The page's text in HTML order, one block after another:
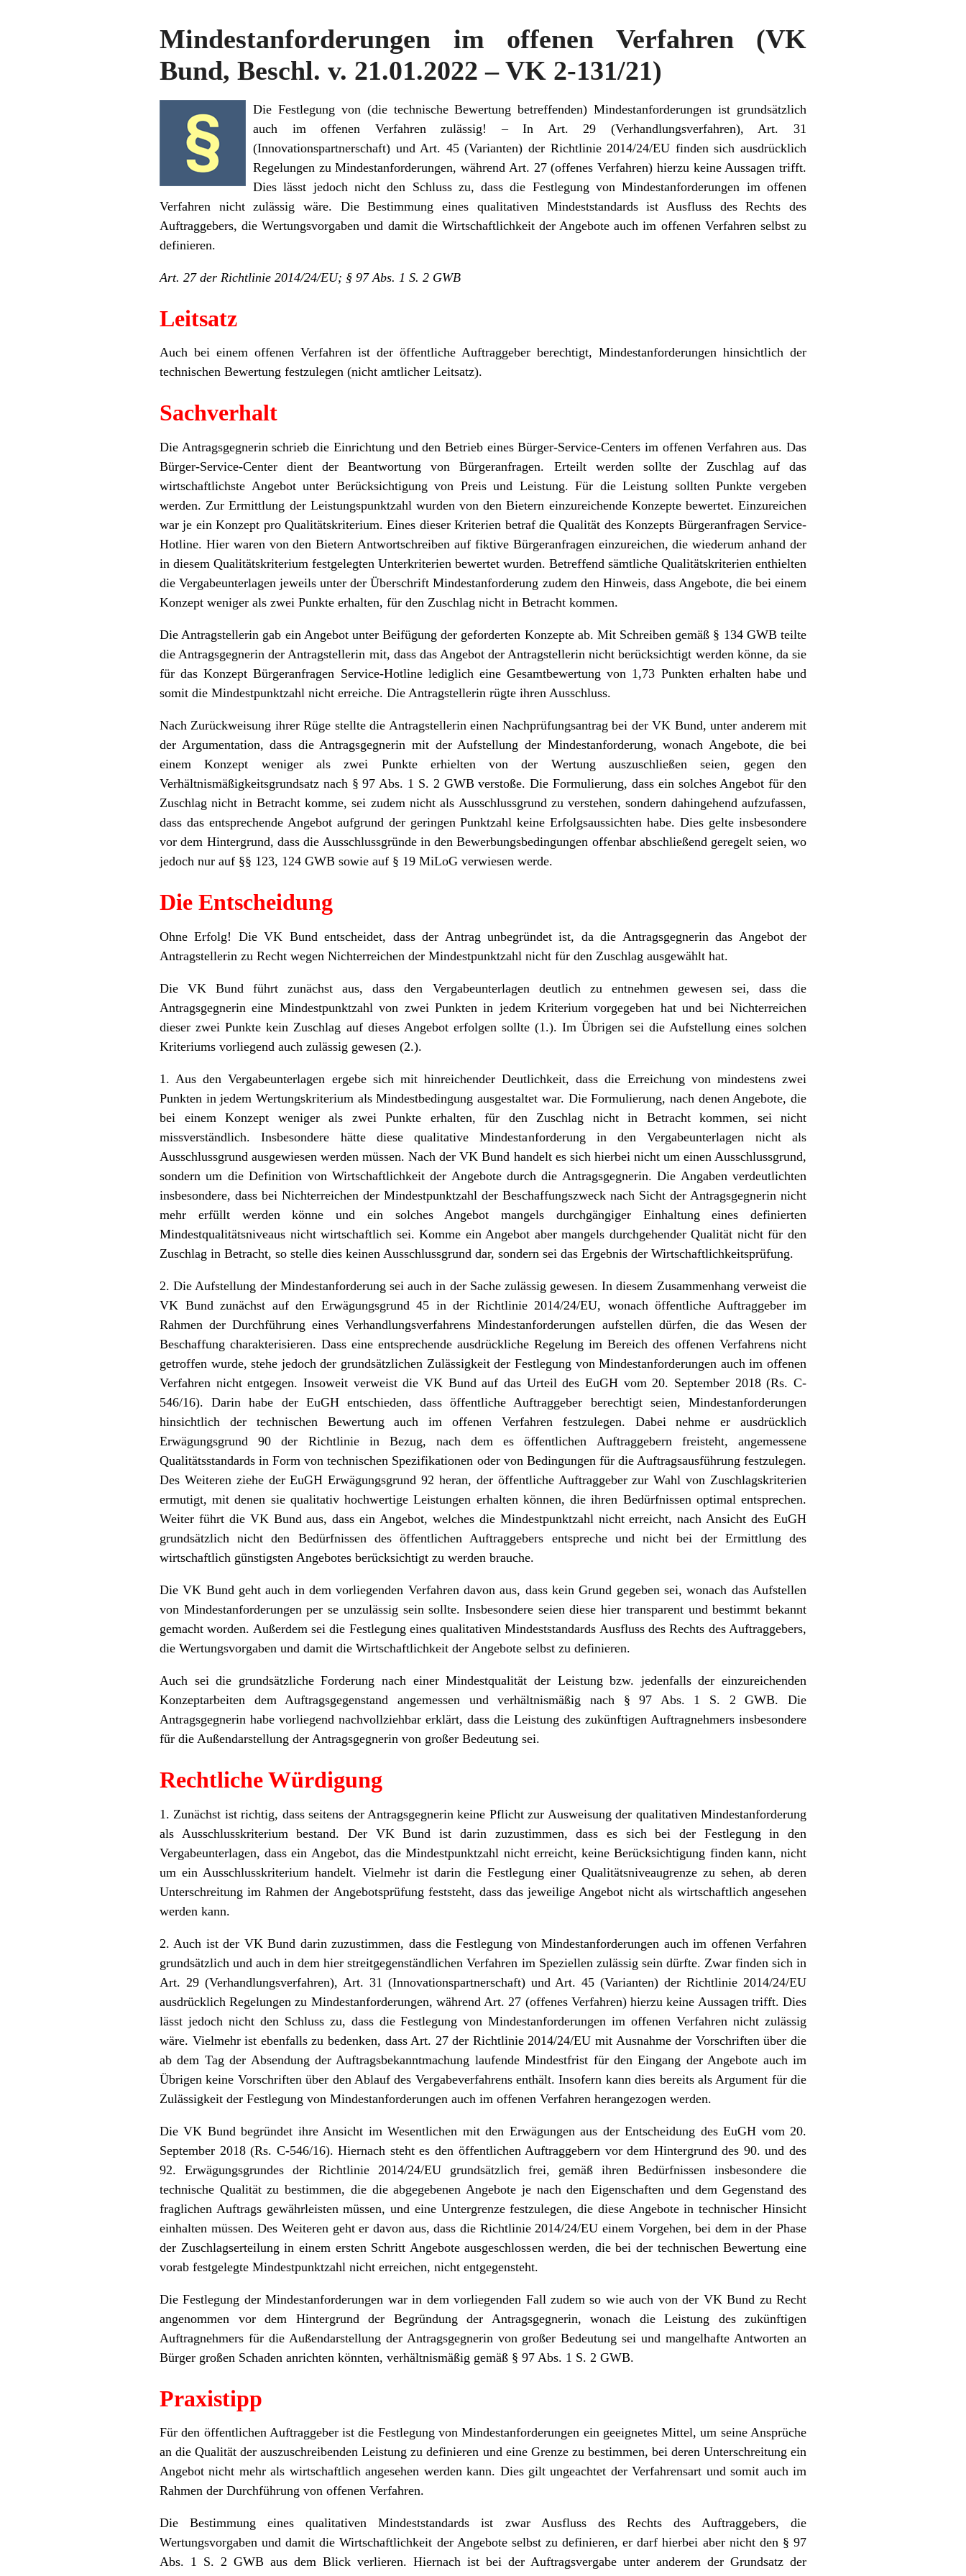
Mindestanforderungen im offenen Verfahren (VK
Bund, Beschl. v. 21.01.2022 – VK 2-131/21)
Die Festlegung von (die technische Bewertung betreffenden) Mindestanforderungen ist grundsätzlich
auch im offenen Verfahren zulässig! – In Art. 29 (Verhandlungsverfahren), Art. 31
(Innovationspartnerschaft) und Art. 45 (Varianten) der Richtlinie 2014/24/EU finden sich ausdrücklich
Regelungen zu Mindestanforderungen, während Art. 27 (offenes Verfahren) hierzu keine Aussagen trifft.
Dies lässt jedoch nicht den Schluss zu, dass die Festlegung von Mindestanforderungen im offenen
Verfahren nicht zulässig wäre. Die Bestimmung eines qualitativen Mindeststandards ist Ausfluss des Rechts des
Auftraggebers, die Wertungsvorgaben und damit die Wirtschaftlichkeit der Angebote auch im offenen Verfahren selbst zu
definieren.
Art. 27 der Richtlinie 2014/24/EU; § 97 Abs. 1 S. 2 GWB
Leitsatz
Auch bei einem offenen Verfahren ist der öffentliche Auftraggeber berechtigt, Mindestanforderungen hinsichtlich der
technischen Bewertung festzulegen (nicht amtlicher Leitsatz).
Sachverhalt
Die Antragsgegnerin schrieb die Einrichtung und den Betrieb eines Bürger-Service-Centers im offenen Verfahren aus. Das
Bürger-Service-Center dient der Beantwortung von Bürgeranfragen. Erteilt werden sollte der Zuschlag auf das
wirtschaftlichste Angebot unter Berücksichtigung von Preis und Leistung. Für die Leistung sollten Punkte vergeben
werden. Zur Ermittlung der Leistungspunktzahl wurden von den Bietern einzureichende Konzepte bewertet. Einzureichen
war je ein Konzept pro Qualitätskriterium. Eines dieser Kriterien betraf die Qualität des Konzepts Bürgeranfragen Service-
Hotline. Hier waren von den Bietern Antwortschreiben auf fiktive Bürgeranfragen einzureichen, die wiederum anhand der
in diesem Qualitätskriterium festgelegten Unterkriterien bewertet wurden. Betreffend sämtliche Qualitätskriterien enthielten
die Vergabeunterlagen jeweils unter der Überschrift Mindestanforderung zudem den Hinweis, dass Angebote, die bei einem
Konzept weniger als zwei Punkte erhalten, für den Zuschlag nicht in Betracht kommen.
Die Antragstellerin gab ein Angebot unter Beifügung der geforderten Konzepte ab. Mit Schreiben gemäß § 134 GWB teilte
die Antragsgegnerin der Antragstellerin mit, dass das Angebot der Antragstellerin nicht berücksichtigt werden könne, da sie
für das Konzept Bürgeranfragen Service-Hotline lediglich eine Gesamtbewertung von 1,73 Punkten erhalten habe und
somit die Mindestpunktzahl nicht erreiche. Die Antragstellerin rügte ihren Ausschluss.
Nach Zurückweisung ihrer Rüge stellte die Antragstellerin einen Nachprüfungsantrag bei der VK Bund, unter anderem mit
der Argumentation, dass die Antragsgegnerin mit der Aufstellung der Mindestanforderung, wonach Angebote, die bei
einem Konzept weniger als zwei Punkte erhielten von der Wertung auszuschließen seien, gegen den
Verhältnismäßigkeitsgrundsatz nach § 97 Abs. 1 S. 2 GWB verstoße. Die Formulierung, dass ein solches Angebot für den
Zuschlag nicht in Betracht komme, sei zudem nicht als Ausschlussgrund zu verstehen, sondern dahingehend aufzufassen,
dass das entsprechende Angebot aufgrund der geringen Punktzahl keine Erfolgsaussichten habe. Dies gelte insbesondere
vor dem Hintergrund, dass die Ausschlussgründe in den Bewerbungsbedingungen offenbar abschließend geregelt seien, wo
jedoch nur auf §§ 123, 124 GWB sowie auf § 19 MiLoG verwiesen werde.
Die Entscheidung
Ohne Erfolg! Die VK Bund entscheidet, dass der Antrag unbegründet ist, da die Antragsgegnerin das Angebot der
Antragstellerin zu Recht wegen Nichterreichen der Mindestpunktzahl nicht für den Zuschlag ausgewählt hat.
Die VK Bund führt zunächst aus, dass den Vergabeunterlagen deutlich zu entnehmen gewesen sei, dass die
Antragsgegnerin eine Mindestpunktzahl von zwei Punkten in jedem Kriterium vorgegeben hat und bei Nichterreichen
dieser zwei Punkte kein Zuschlag auf dieses Angebot erfolgen sollte (1.). Im Übrigen sei die Aufstellung eines solchen
Kriteriums vorliegend auch zulässig gewesen (2.).
1. Aus den Vergabeunterlagen ergebe sich mit hinreichender Deutlichkeit, dass die Erreichung von mindestens zwei
Punkten in jedem Wertungskriterium als Mindestbedingung ausgestaltet war. Die Formulierung, nach denen Angebote, die
bei einem Konzept weniger als zwei Punkte erhalten, für den Zuschlag nicht in Betracht kommen, sei nicht
missverständlich. Insbesondere hätte diese qualitative Mindestanforderung in den Vergabeunterlagen nicht als
Ausschlussgrund ausgewiesen werden müssen. Nach der VK Bund handelt es sich hierbei nicht um einen Ausschlussgrund,
sondern um die Definition von Wirtschaftlichkeit der Angebote durch die Antragsgegnerin. Die Angaben verdeutlichten
insbesondere, dass bei Nichterreichen der Mindestpunktzahl der Beschaffungszweck nach Sicht der Antragsgegnerin nicht
mehr erfüllt werden könne und ein solches Angebot mangels durchgängiger Einhaltung eines definierten
Mindestqualitätsniveaus nicht wirtschaftlich sei. Komme ein Angebot aber mangels durchgehender Qualität nicht für den
Zuschlag in Betracht, so stelle dies keinen Ausschlussgrund dar, sondern sei das Ergebnis der Wirtschaftlichkeitsprüfung.
2. Die Aufstellung der Mindestanforderung sei auch in der Sache zulässig gewesen. In diesem Zusammenhang verweist die
VK Bund zunächst auf den Erwägungsgrund 45 in der Richtlinie 2014/24/EU, wonach öffentliche Auftraggeber im
Rahmen der Durchführung eines Verhandlungsverfahrens Mindestanforderungen aufstellen dürfen, die das Wesen der
Beschaffung charakterisieren. Dass eine entsprechende ausdrückliche Regelung im Bereich des offenen Verfahrens nicht
getroffen wurde, stehe jedoch der grundsätzlichen Zulässigkeit der Festlegung von Mindestanforderungen auch im offenen
Verfahren nicht entgegen. Insoweit verweist die VK Bund auf das Urteil des EuGH vom 20. September 2018 (Rs. C-
546/16). Darin habe der EuGH entschieden, dass öffentliche Auftraggeber berechtigt seien, Mindestanforderungen
hinsichtlich der technischen Bewertung auch im offenen Verfahren festzulegen. Dabei nehme er ausdrücklich
Erwägungsgrund 90 der Richtlinie in Bezug, nach dem es öffentlichen Auftraggebern freisteht, angemessene
Qualitätsstandards in Form von technischen Spezifikationen oder von Bedingungen für die Auftragsausführung festzulegen.
Des Weiteren ziehe der EuGH Erwägungsgrund 92 heran, der öffentliche Auftraggeber zur Wahl von Zuschlagskriterien
ermutigt, mit denen sie qualitativ hochwertige Leistungen erhalten können, die ihren Bedürfnissen optimal entsprechen.
Weiter führt die VK Bund aus, dass ein Angebot, welches die Mindestpunktzahl nicht erreicht, nach Ansicht des EuGH
grundsätzlich nicht den Bedürfnissen des öffentlichen Auftraggebers entspreche und nicht bei der Ermittlung des
wirtschaftlich günstigsten Angebotes berücksichtigt zu werden brauche.
Die VK Bund geht auch in dem vorliegenden Verfahren davon aus, dass kein Grund gegeben sei, wonach das Aufstellen
von Mindestanforderungen per se unzulässig sein sollte. Insbesondere seien diese hier transparent und bestimmt bekannt
gemacht worden. Außerdem sei die Festlegung eines qualitativen Mindeststandards Ausfluss des Rechts des Auftraggebers,
die Wertungsvorgaben und damit die Wirtschaftlichkeit der Angebote selbst zu definieren.
Auch sei die grundsätzliche Forderung nach einer Mindestqualität der Leistung bzw. jedenfalls der einzureichenden
Konzeptarbeiten dem Auftragsgegenstand angemessen und verhältnismäßig nach § 97 Abs. 1 S. 2 GWB. Die
Antragsgegnerin habe vorliegend nachvollziehbar erklärt, dass die Leistung des zukünftigen Auftragnehmers insbesondere
für die Außendarstellung der Antragsgegnerin von großer Bedeutung sei.
Rechtliche Würdigung
1. Zunächst ist richtig, dass seitens der Antragsgegnerin keine Pflicht zur Ausweisung der qualitativen Mindestanforderung
als Ausschlusskriterium bestand. Der VK Bund ist darin zuzustimmen, dass es sich bei der Festlegung in den
Vergabeunterlagen, dass ein Angebot, das die Mindestpunktzahl nicht erreicht, keine Berücksichtigung finden kann, nicht
um ein Ausschlusskriterium handelt. Vielmehr ist darin die Festlegung einer Qualitätsniveaugrenze zu sehen, ab deren
Unterschreitung im Rahmen der Angebotsprüfung feststeht, dass das jeweilige Angebot nicht als wirtschaftlich angesehen
werden kann.
2. Auch ist der VK Bund darin zuzustimmen, dass die Festlegung von Mindestanforderungen auch im offenen Verfahren
grundsätzlich und auch in dem hier streitgegenständlichen Verfahren im Speziellen zulässig sein dürfte. Zwar finden sich in
Art. 29 (Verhandlungsverfahren), Art. 31 (Innovationspartnerschaft) und Art. 45 (Varianten) der Richtlinie 2014/24/EU
ausdrücklich Regelungen zu Mindestanforderungen, während Art. 27 (offenes Verfahren) hierzu keine Aussagen trifft. Dies
lässt jedoch nicht den Schluss zu, dass die Festlegung von Mindestanforderungen im offenen Verfahren nicht zulässig
wäre. Vielmehr ist ebenfalls zu bedenken, dass Art. 27 der Richtlinie 2014/24/EU mit Ausnahme der Vorschriften über die
ab dem Tag der Absendung der Auftragsbekanntmachung laufende Mindestfrist für den Eingang der Angebote auch im
Übrigen keine Vorschriften über den Ablauf des Vergabeverfahrens enthält. Insofern kann dies bereits als Argument für die
Zulässigkeit der Festlegung von Mindestanforderungen auch im offenen Verfahren herangezogen werden.
Die VK Bund begründet ihre Ansicht im Wesentlichen mit den Erwägungen aus der Entscheidung des EuGH vom 20.
September 2018 (Rs. C-546/16). Hiernach steht es den öffentlichen Auftraggebern vor dem Hintergrund des 90. und des
92. Erwägungsgrundes der Richtlinie 2014/24/EU grundsätzlich frei, gemäß ihren Bedürfnissen insbesondere die
technische Qualität zu bestimmen, die die abgegebenen Angebote je nach den Eigenschaften und dem Gegenstand des
fraglichen Auftrags gewährleisten müssen, und eine Untergrenze festzulegen, die diese Angebote in technischer Hinsicht
einhalten müssen. Des Weiteren geht er davon aus, dass die Richtlinie 2014/24/EU einem Vorgehen, bei dem in der Phase
der Zuschlagserteilung in einem ersten Schritt Angebote ausgeschlossen werden, die bei der technischen Bewertung eine
vorab festgelegte Mindestpunktzahl nicht erreichen, nicht entgegensteht.
Die Festlegung der Mindestanforderungen war in dem vorliegenden Fall zudem so wie auch von der VK Bund zu Recht
angenommen vor dem Hintergrund der Begründung der Antragsgegnerin, wonach die Leistung des zukünftigen
Auftragnehmers für die Außendarstellung der Antragsgegnerin von großer Bedeutung sei und mangelhafte Antworten an
Bürger großen Schaden anrichten könnten, verhältnismäßig gemäß § 97 Abs. 1 S. 2 GWB.
Praxistipp
Für den öffentlichen Auftraggeber ist die Festlegung von Mindestanforderungen ein geeignetes Mittel, um seine Ansprüche
an die Qualität der auszuschreibenden Leistung zu definieren und eine Grenze zu bestimmen, bei deren Unterschreitung ein
Angebot nicht mehr als wirtschaftlich angesehen werden kann. Dies gilt ungeachtet der Verfahrensart und somit auch im
Rahmen der Durchführung von offenen Verfahren.
Die Bestimmung eines qualitativen Mindeststandards ist zwar Ausfluss des Rechts des Auftraggebers, die
Wertungsvorgaben und damit die Wirtschaftlichkeit der Angebote selbst zu definieren, er darf hierbei aber nicht den § 97
Abs. 1 S. 2 GWB aus dem Blick verlieren. Hiernach ist bei der Auftragsvergabe unter anderem der Grundsatz der